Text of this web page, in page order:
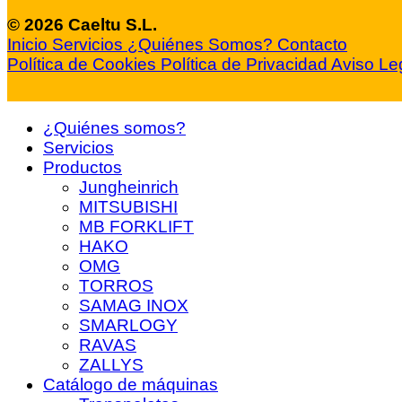
© 2026 Caeltu S.L.
Inicio Servicios ¿Quiénes Somos? Contacto
Política de Cookies Política de Privacidad Aviso
¿Quiénes somos?
Servicios
Productos
Jungheinrich
MITSUBISHI
MB FORKLIFT
HAKO
OMG
TORROS
SAMAG INOX
SMARLOGY
RAVAS
ZALLYS
Catálogo de máquinas